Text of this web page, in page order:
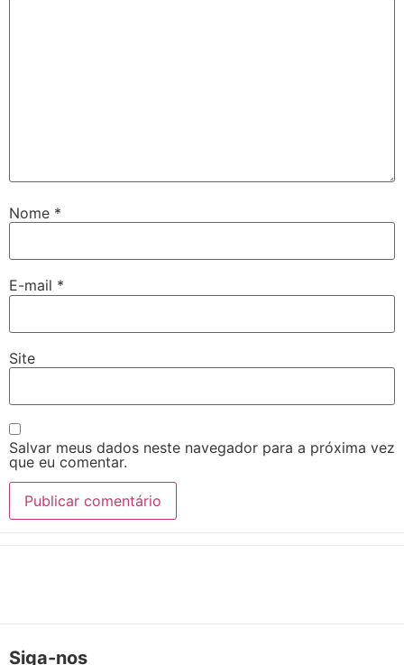
Nome *
E-mail *
Site
Salvar meus dados neste navegador para a próxima vez
que eu comentar.
Siga-nos